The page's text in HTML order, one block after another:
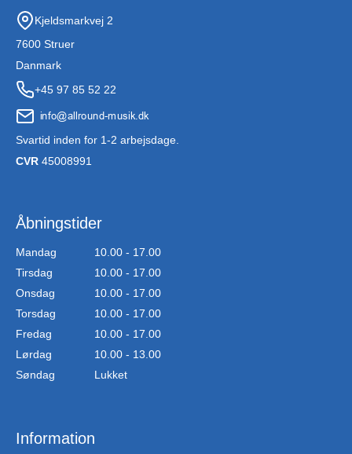
Kjeldsmarkvej 2
7600 Struer
Danmark
+45 97 85 52 22
Svartid inden for 1-2 arbejsdage.
CVR 45008991
Åbningstider
Mandag
10.00 - 17.00
Tirsdag
10.00 - 17.00
Onsdag
10.00 - 17.00
Torsdag
10.00 - 17.00
Fredag
10.00 - 17.00
Lørdag
10.00 - 13.00
Søndag
Lukket
Information